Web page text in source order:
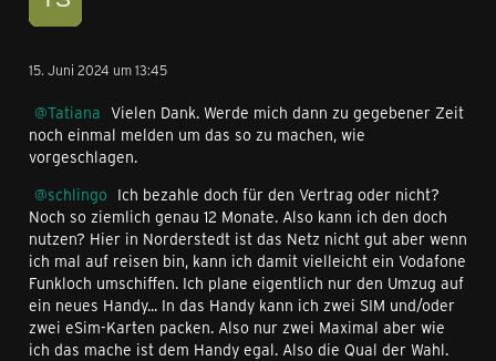
15. Juni 2024 um 13:45
Tatiana Vielen Dank. Werde mich dann zu gegebener Zeit
noch einmal melden um das so zu machen, wie
vorgeschlagen.
schlingo Ich bezahle doch für den Vertrag oder nicht?
Noch so ziemlich genau 12 Monate. Also kann ich den doch
nutzen? Hier in Norderstedt ist das Netz nicht gut aber wenn
ich mal auf reisen bin, kann ich damit vielleicht ein Vodafone
Funkloch umschiffen. Ich plane eigentlich nur den Umzug auf
ein neues Handy... In das Handy kann ich zwei SIM und/oder
zwei eSim-Karten packen. Also nur zwei Maximal aber wie
ich das mache ist dem Handy egal. Also die Qual der Wahl.